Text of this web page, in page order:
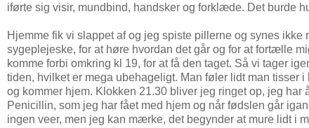
iførte sig visir, mundbind, handsker og forklæde. Det burde
Hjemme fik vi slappet af og jeg spiste pillerne og synes
sygeplejeske, for at høre hvordan det går og for at fortælle
komme forbi omkring kl 19, for at få den taget. Så vi tager
tiden, hvilket er mega ubehageligt. Man føler lidt man tisser
og kommer hjem. Klokken 21.30 bliver jeg ringet op, jeg
Penicillin, som jeg har fået med hjem og når fødslen går
ingen veer, men jeg kan mærke, det begynder at mure lidt i